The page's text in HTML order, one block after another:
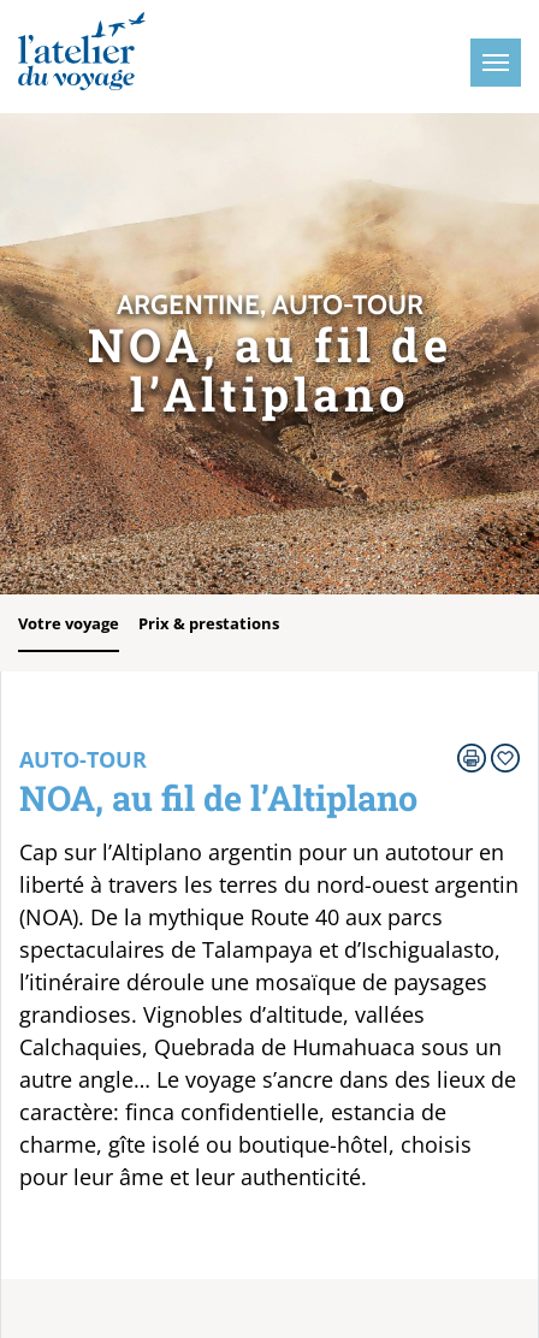
ARGENTINE, AUTO-TOUR
NOA, au fil de
l’Altiplano
Votre voyage Prix & prestations
AUTO-TOUR
NOA, au fil de l’Altiplano
Cap sur l’Altiplano argentin pour un autotour en
liberté à travers les terres du nord-ouest argentin
(NOA). De la mythique Route 40 aux parcs
spectaculaires de Talampaya et d’Ischigualasto,
l’itinéraire déroule une mosaïque de paysages
grandioses. Vignobles d’altitude, vallées
Calchaquies, Quebrada de Humahuaca sous un
autre angle… Le voyage s’ancre dans des lieux de
caractère: finca confidentielle, estancia de
charme, gîte isolé ou boutique-hôtel, choisis
pour leur âme et leur authenticité.
Panneau de gestion des cookies